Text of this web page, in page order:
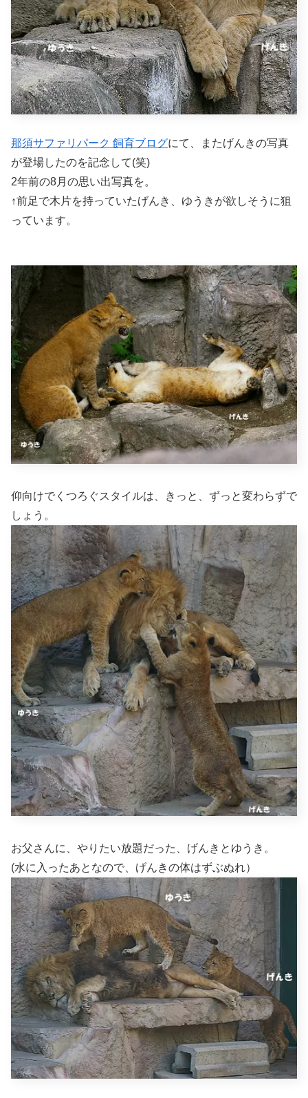
那須サファリパーク 飼育ブログにて、またげんきの写真
が登場したのを記念して(笑)
2年前の8月の思い出写真を。
↑前足で木片を持っていたげんき、ゆうきが欲しそうに狙
っています。
仰向けでくつろぐスタイルは、きっと、ずっと変わらずで
しょう。
お父さんに、やりたい放題だった、げんきとゆうき。
(水に入ったあとなので、げんきの体はずぶぬれ）